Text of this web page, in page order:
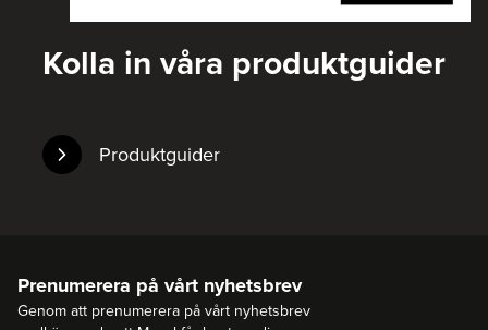
Kolla in våra produktguider
Produktguider
Prenumerera på vårt nyhetsbrev
Genom att prenumerera på vårt nyhetsbrev